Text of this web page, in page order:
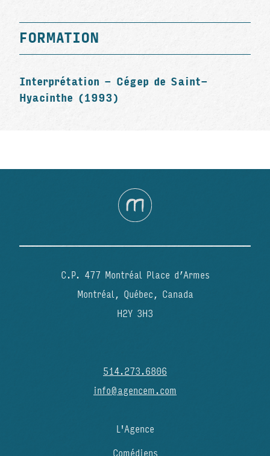
FORMATION
Interprétation - Cégep de Saint-
Hyacinthe (1993)
C.P. 477 Montréal Place d’Armes
Montréal, Québec, Canada
H2Y 3H3
514.273.6806
info@agencem.com
L'Agence
Comédiens